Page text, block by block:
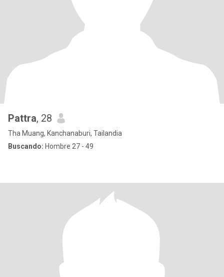
Pattra, 28
Tha Muang, Kanchanaburi, Tailandia
Buscando: Hombre 27 - 49